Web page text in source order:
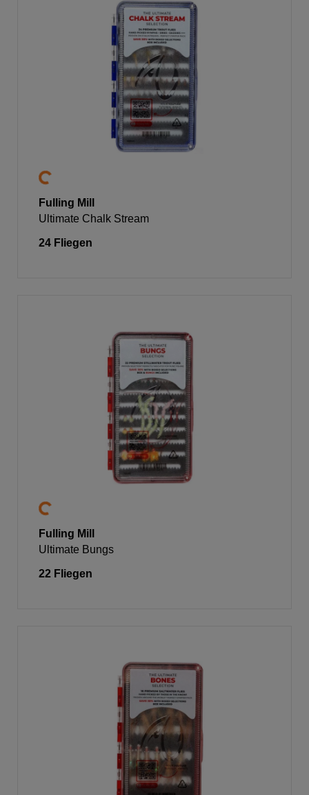
Fulling Mill
Ultimate Chalk Stream
24 Fliegen
Fulling Mill
Ultimate Bungs
22 Fliegen